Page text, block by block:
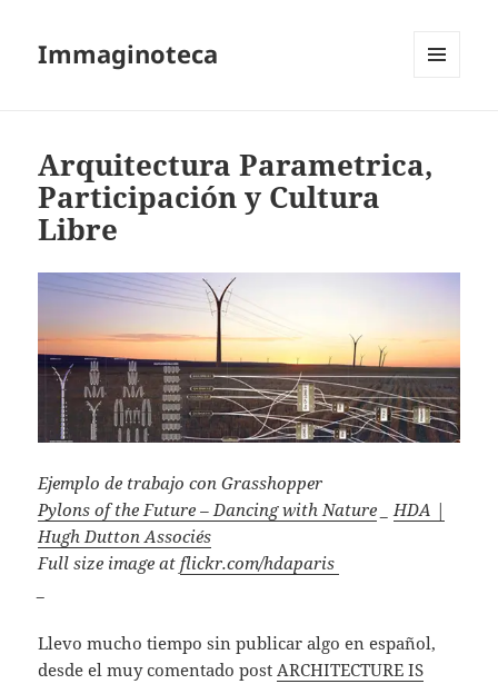
Immaginoteca
Arquitectura Parametrica,
Participación y Cultura
Libre
Ejemplo de trabajo con Grasshopper
Pylons of the Future – Dancing with Nature _HDA |
Hugh Dutton Associés
Full size image atflickr.com/hdaparis
Llevo mucho tiempo sin publicar algo en español,
desde el muy comentado postARCHITECTURE IS